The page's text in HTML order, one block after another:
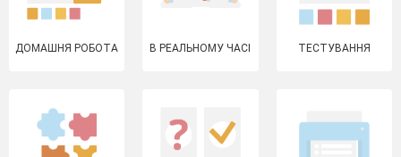
ДОМАШНЯ РОБОТА В РЕАЛЬНОМУ ЧАСІ ТЕСТУВАННЯ